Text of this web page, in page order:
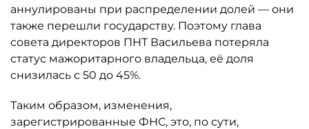
аннулированы при распределении долей — они
также перешли государству. Поэтому глава
совета директоров ПНТ Васильева потеряла
статус мажоритарного владельца, её доля
снизилась с 50 до 45%.
Таким образом, изменения,
зарегистрированные ФНС, это, по сути,